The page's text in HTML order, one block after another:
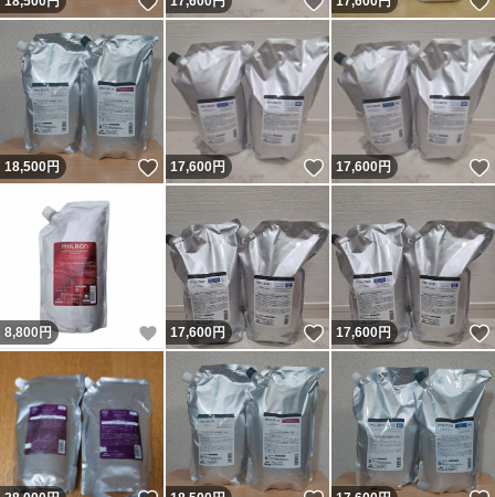
18,500円 いいね！
17,600円 いいね！
17,600円
8,800 円 いいね！
17,600円 いいね！
17,600円